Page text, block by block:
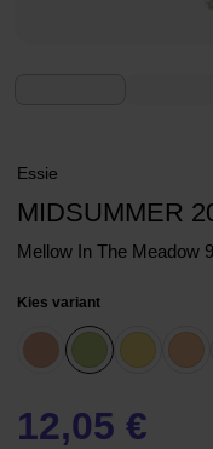
Essie
MIDSUMMER
Mellow In The Meadow
Kies variant
12,05 €